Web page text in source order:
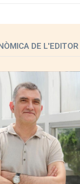
DE L'EDITOR